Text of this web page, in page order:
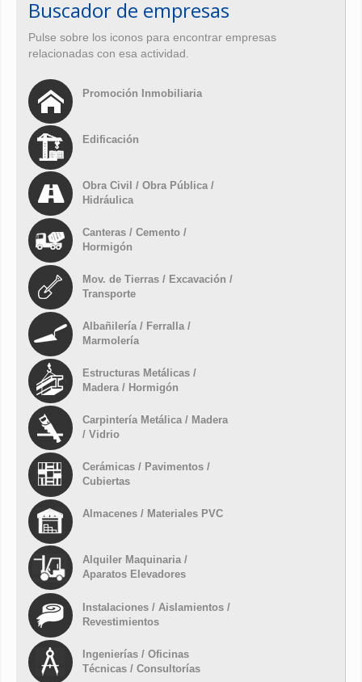
Buscador de empresas
Pulse sobre los iconos para encontrar empresas
relacionadas con esa actividad.
Promoción Inmobiliaria
Edificación
Obra Civil / Obra Pública /
Hidráulica
Canteras / Cemento /
Hormigón
Mov. de Tierras / Excavación /
Transporte
Albañilería / Ferralla /
Marmolería
Estructuras Metálicas /
Madera / Hormigón
Carpintería Metálica / Madera
/ Vidrio
Cerámicas / Pavimentos /
Cubiertas
Almacenes / Materiales PVC
Alquiler Maquinaria /
Aparatos Elevadores
Instalaciones / Aislamientos /
Revestimientos
Ingenierías / Oficinas
Técnicas / Consultorías